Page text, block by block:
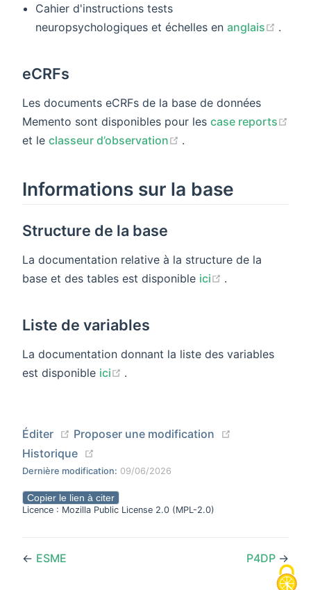
Cahier d'instructions tests
neuropsychologiques et échelles enanglais .
eCRFs
Les documents eCRFs de la base de données
Memento sont disponibles pour les case reports
(opens new window)
et le classeur d’observation .
Informations sur la base
Structure de la base
La documentation relative à la structure de la
base et des tables est disponible ici .
Liste de variables
La documentation donnant la liste des variables
est disponible ici .
Éditer (opens new window)
Proposer une modification
Historique
Dernière modification: 09/06/2026
Copier le lien à citer
Licence : Mozilla Public License 2.0 (MPL-2.0)
← ESME P4DP →